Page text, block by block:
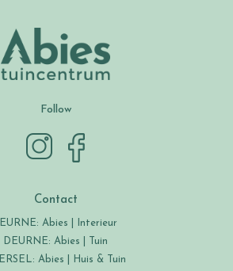
Follow
Contact
Abies | Interieur
DEURNE: Abies | Tuin
Abies | Huis & Tuin